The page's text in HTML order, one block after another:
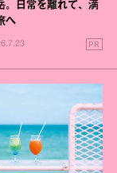
。日常を離れて、満
へ
PR